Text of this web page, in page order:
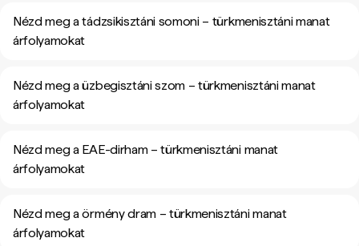
Nézd meg a tádzsikisztáni somoni – türkmenisztáni manat
árfolyamokat
Nézd meg a üzbegisztáni szom – türkmenisztáni manat
árfolyamokat
Nézd meg a EAE-dirham – türkmenisztáni manat
árfolyamokat
Nézd meg a örmény dram – türkmenisztáni manat
árfolyamokat